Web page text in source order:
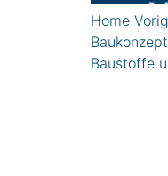
Home
Baustoffe